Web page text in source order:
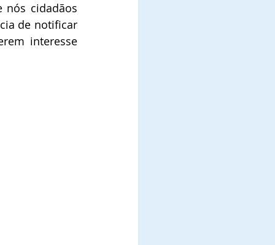
nós cidadãos
de notificar
interesse